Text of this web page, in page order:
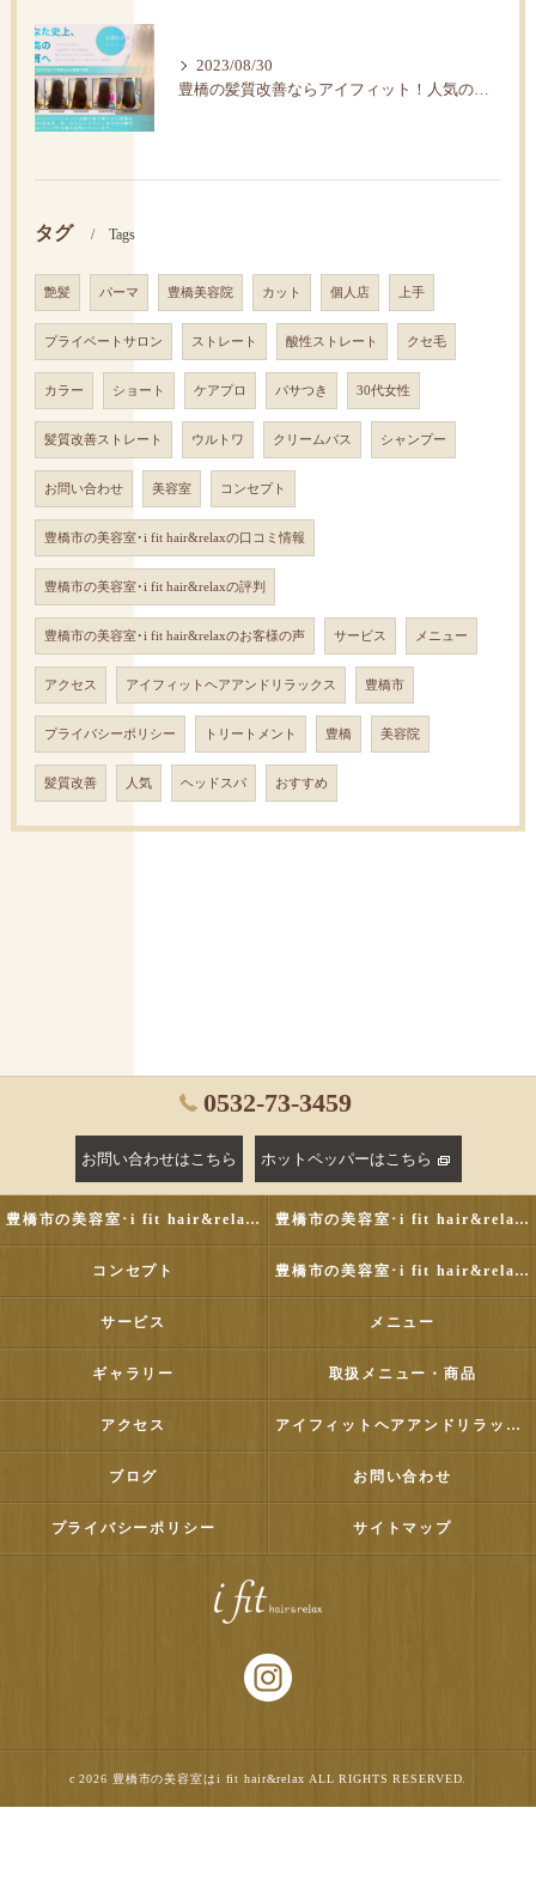
2023/08/30
豊橋の髪質改善ならアイフィット！人気の水素トリートメント
タグ Tags
艶髪 パーマ 豊橋美容院 カット 個人店 上手
プライベートサロン ストレート 酸性ストレート クセ毛
カラー ショート ケアプロ パサつき 30代女性
髪質改善ストレート ウルトワ クリームバス シャンプー
お問い合わせ 美容室 コンセプト
豊橋市の美容室･i fit hair&relaxの口コミ情報
豊橋市の美容室･i fit hair&relaxの評判
豊橋市の美容室･i fit hair&relaxのお客様の声 サービス メニュー
アクセス アイフィットヘアアンドリラックス 豊橋市
プライバシーポリシー トリートメント 豊橋 美容院
髪質改善 人気 ヘッドスパ おすすめ
0532-73-3459
お問い合わせはこちら ホットペッパーはこちら
豊橋市の美容室･i fit hair&relaxの評判 豊橋市の美容室･i fit hair&relaxのお客様の声
コンセプト 豊橋市の美容室･i fit hair&relaxの口コミ情報
サービス メニュー
ギャラリー 取扱メニュー・商品
アクセス アイフィットヘアアンドリラックス
ブログ お問い合わせ
プライバシーポリシー サイトマップ
c 2026 豊橋市の美容室はi fit hair&relax ALL RIGHTS RESERVED.